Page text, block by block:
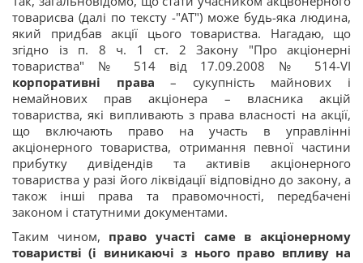
товарисва (далі по тексту -"АТ") може будь-яка людина,
який придбав акції цього товариства. Нагадаю, що
згідно із п. 8 ч. 1 ст. 2 Закону "Про акціонерні
товариства" № 514 від 17.09.2008 № 514-VI
корпоративні права – сукупність майнових і
немайнових прав акціонера – власника акцій
товариства, які випливають з права власності на акції,
що включають право на участь в управлінні
акціонерного товариства, отримання певної частини
прибутку дивідендів та активів акціонерного
товариства у разі його ліквідації відповідно до закону, а
також інші права та правомочності, передбачені
законом і статутними документами.
Таким чином, право участі саме в акціонерному
товаристві (і виникаючі з нього право впливу на